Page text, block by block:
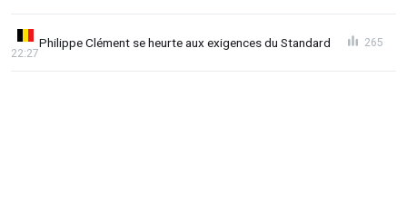
Philippe Clément se heurte aux exigences du Standard
22:27
265